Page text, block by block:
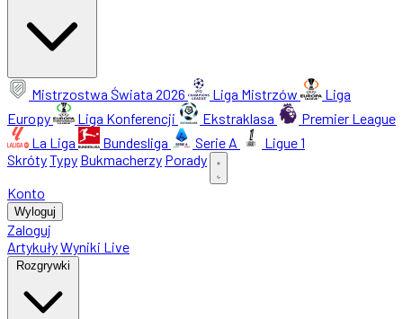
Mistrzostwa Świata 2026 Liga Mistrzów
Liga
Europy
Liga Konferencji Ekstraklasa
Premier League
La Liga
Bundesliga Serie A
Ligue 1
SkrótyTypy Bukmacherzy Porady
Konto
Wyloguj
Zaloguj
ArtykułyWyniki Live
Rozgrywki